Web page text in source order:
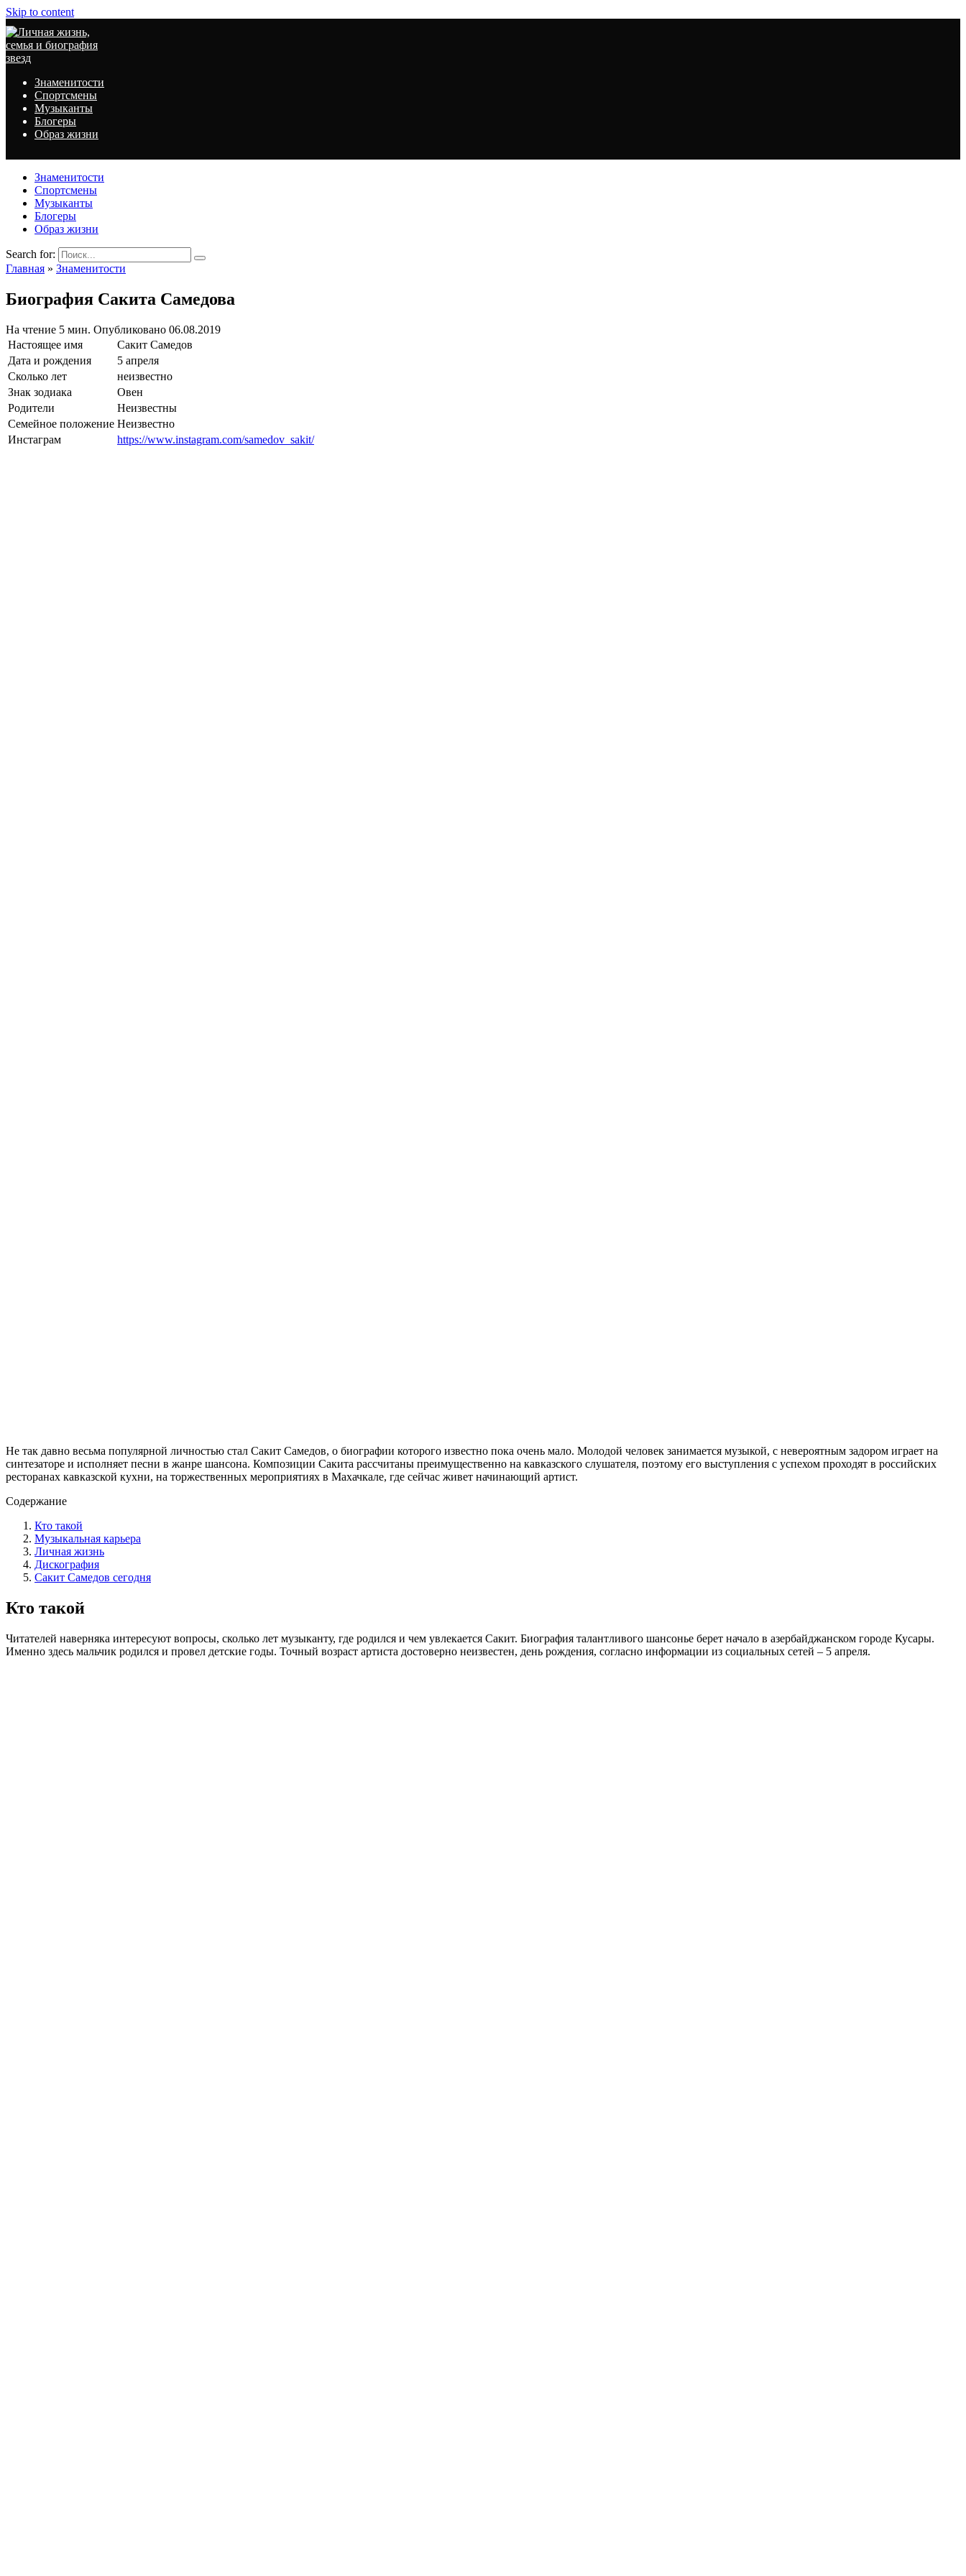
Skip to content
Знаменитости
Спортсмены
Музыканты
Блогеры
Образ жизни
Знаменитости
Спортсмены
Музыканты
Блогеры
Образ жизни
Search for:
Главная » Знаменитости
Биография Сакита Самедова
На чтение 5 мин. Опубликовано 06.08.2019
Настоящее имя
Сакит Самедов
Дата и рождения
5 апреля
Сколько лет
неизвестно
Знак зодиака
Овен
Родители
Неизвестны
Семейное положение Неизвестно
Инстаграм
https://www.instagram.com/samedov_sakit/
Не так давно весьма популярной личностью стал Сакит Самедов, о биографии которого известно пока очень мало. Молодой человек занимается музыкой, с невероятным задором играет на
синтезаторе и исполняет песни в жанре шансона. Композиции Сакита рассчитаны преимущественно на кавказского слушателя, поэтому его выступления с успехом проходят в российских
ресторанах кавказской кухни, на торжественных мероприятиях в Махачкале, где сейчас живет начинающий артист.
Содержание
Кто такой
Музыкальная карьера
Личная жизнь
Дискография
Сакит Самедов сегодня
Кто такой
Читателей наверняка интересуют вопросы, сколько лет музыканту, где родился и чем увлекается Сакит. Биография талантливого шансонье берет начало в азербайджанском городе Кусары.
Именно здесь мальчик родился и провел детские годы. Точный возраст артиста достоверно неизвестен, день рождения, согласно информации из социальных сетей – 5 апреля.